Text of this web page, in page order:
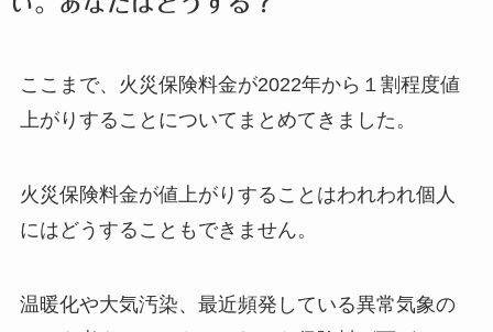
ここまで、火災保険料金が2022年から１割程度値
上がりすることについてまとめてきました。
火災保険料金が値上がりすることはわれわれ個人
にはどうすることもできません。
温暖化や大気汚染、最近頻発している異常気象の